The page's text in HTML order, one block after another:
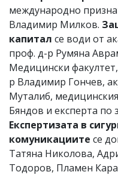
международно
Владимир Милков.
капитал се води от
проф. д-р Румяна
Медицински
р Владимир Гончев,
Муталиб,
Бяндов и експерта
Експертизата в
комуникациите се
Татяна Николова,
Тодоров, Пламен